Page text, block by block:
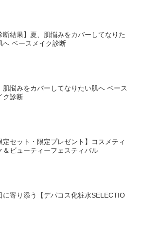
断結果】夏、肌悩みをカバーしてなりた
へ ベースメイク診断
肌悩みをカバーしてなりたい肌へ ベース
ク診断
定セット・限定プレゼント】コスメティ
＆ビューティーフェスティバル
に寄り添う【デパコス化粧水SELECTIO